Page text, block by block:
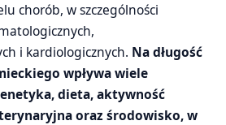
chorób, w szczególności
i kardiologicznych. Na długość
wpływa wiele
dieta, aktywność
oraz środowisko, w